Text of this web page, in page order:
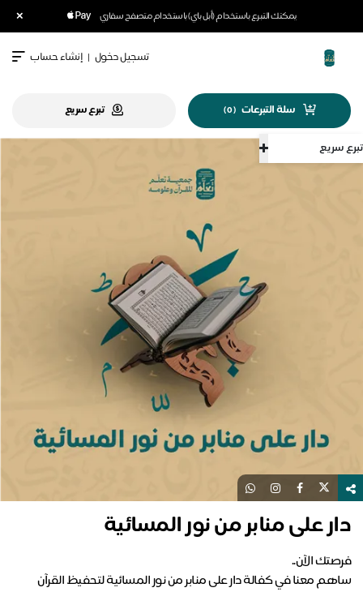
يمكنك التبرع باستخدام (أبل باي) باستخدام متصفح سفاري ×
تبرع سريع
تسجيل دخول | إنشاء حساب
سلة التبرعات (
0
) تبرع سريع
دار على منابر من نور المسائية
ساهم معنا في كفالة دار على منابر من نور المسائية لتحفيظ القرآن